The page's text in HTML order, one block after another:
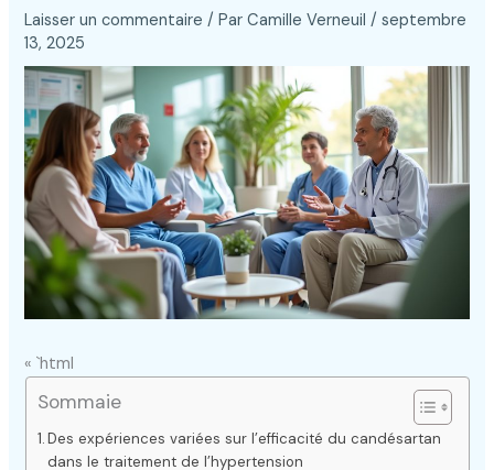
Laisser un commentaire / ParCamille Verneuil/septembre
13, 2025
« `html
Sommaie
Des expériences variées sur l’efficacité du candésartan
dans le traitement de l’hypertension